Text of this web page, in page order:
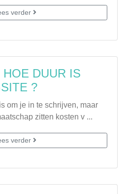
verder
DUUR IS
?
om je in te schrijven, maar
zitten kosten v ...
verder